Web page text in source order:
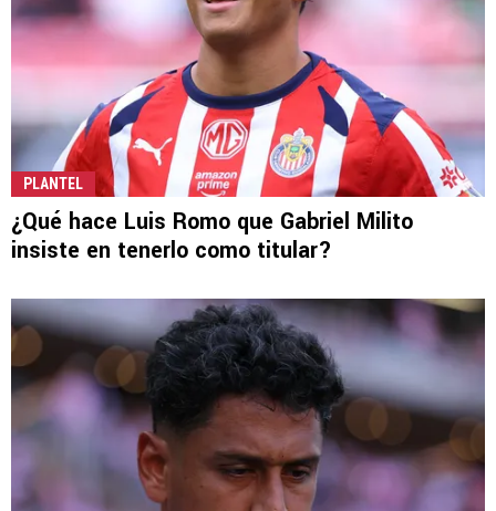
PLANTEL
¿Qué hace Luis Romo que Gabriel Milito
insiste en tenerlo como titular?